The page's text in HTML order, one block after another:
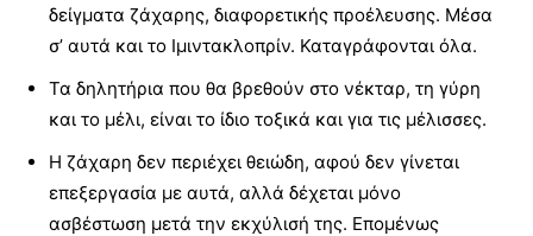
δείγματα ζάχαρης, διαφορετικής προέλευσης. Μέσα
σ’ αυτά και το Ιμιντακλοπρίν. Καταγράφονται όλα.
Τα δηλητήρια που θα βρεθούν στο νέκταρ, τη γύρη
και το μέλι, είναι το ίδιο τοξικά και για τις μέλισσες.
Η ζάχαρη δεν περιέχει θειώδη, αφού δεν γίνεται
επεξεργασία με αυτά, αλλά δέχεται μόνο
ασβέστωση μετά την εκχύλισή της. Επομένως